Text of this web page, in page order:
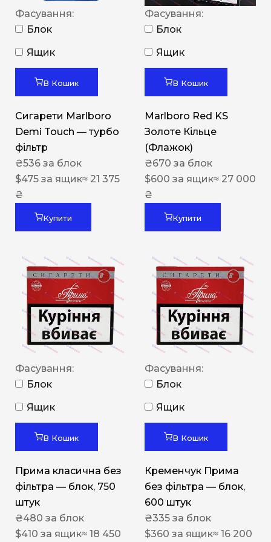
Фасування:
Блок
Ящик
В Кошик
Сигарети Marlboro
Demi Touch — турбо
фільтр
₴536 за блок
$475 за ящик≈ 21 375
₴
Купити
Фасування:
Блок
Ящик
В Кошик
Marlboro Red KS
Золоте Кільце
(Флажок)
₴670 за блок
$600 за ящик≈ 27 000
₴
Купити
Фасування:
Блок
Ящик
В Кошик
Прима класична без
фільтра — блок, 750
штук
₴480 за блок
$410 за ящик≈ 18 450
Фасування:
Блок
Ящик
В Кошик
Кременчук Прима
без фільтра — блок,
600 штук
₴335 за блок
$360 за ящик≈ 16 200